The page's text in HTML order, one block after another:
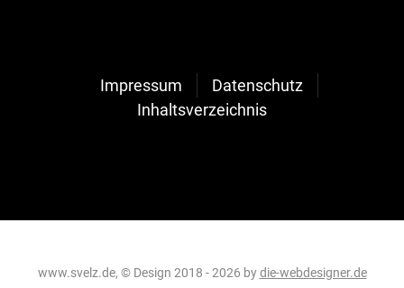
Impressum
Datenschutz
Inhaltsverzeichnis
www.svelz.de, © Design 2018 - 2026 bydie-webdesigner.de